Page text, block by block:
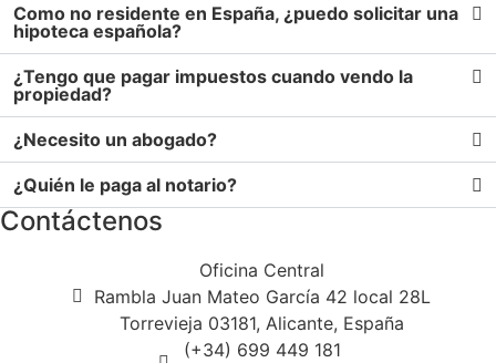
Como no residente en España, ¿puedo solicitar una
hipoteca española?
¿Tengo que pagar impuestos cuando vendo la
propiedad?
¿Necesito un abogado?
¿Quién le paga al notario?
Contáctenos
Oficina Central
Rambla Juan Mateo García 42 local 28L
Torrevieja 03181, Alicante, España
(+34) 699 449 181